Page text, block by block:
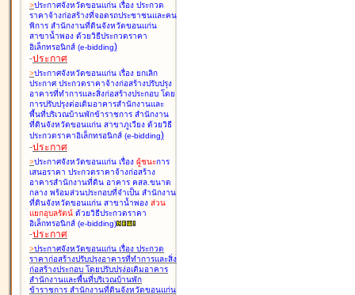
>ประกาศจังหวัดขอนแก่น เรื่อง ประกวด
ราคาจ้างก่อสร้างที่จอดรถประชาชนและคน
พิการ สำนักงานที่ดินจังหวัดขอนแก่น
สาขาน้ำพอง ด้วยวิธีประกวดราคา
อิเล็กทรอนิกส์ (e-bidding)
-ประกาศ
>ประกาศจังหวัดขอนแก่น เรื่อง ยกเลิก
ประกาศ ประกวดราคาจ้างก่อสร้างปรับปรุง
อาคารที่ทำการและสิ่งก่อสร้างประกอบ โดย
การปรับปรุงต่อเติมอาคารสำนักงานและ
พื้นที่บริเวณบ้านพักข้าราชการ สำนักงาน
ที่ดินจังหวัดขอนแก่น สาขาภูเวียง ด้วยวิธี
ประกวดราคาอิเล็กทรอนิกส์ (e-bidding)
-ประกาศ
>ประกาศจังหวัดขอนแก่น เรื่อง ผู้ชนะการ
เสนอราคา ประกวดราคาจ้างก่อสร้าง
อาคารสำนักงานที่ดิน อาคาร คสล.ขนาด
กลาง พร้อมส่วนประกอบที่จำเป็น สำนักงาน
ที่ดินจังหวัดขอนแก่น สาขาน้ำพอง ส่วน
แยกอุบลรัตน์ ด้วยวิธีประกวดราคา
อิเล็กทรอนิกส์ (e-bidding)
-ประกาศ
>ประกาศจังหวัดขอนแก่น เรื่อง ประกวด
ราคาก่อสร้างปรับปรุงอาคารที่ทำการและสิ่ง
ก่อสร้างประกอบ โดยปรับปรุง่อเติมอาคาร
สำนักงานและพื้นที่บริเวณบ้านพัก
ข้าราชการ สำนักงานที่ดินจังหวัดขอนแก่น